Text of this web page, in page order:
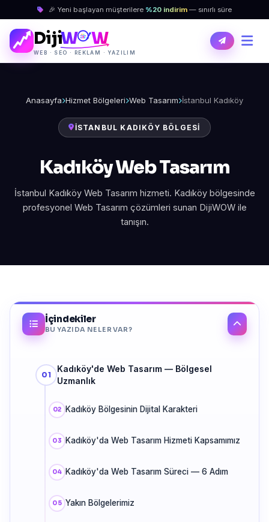
🎉 Yeni başlayan müşterilere %20 indirim — sınırlı süre
DijiW W
WEB · SEO · REKLAM · YAZILIM
Anasayfa Hizmet Bölgeleri Web Tasarım İstanbul Kadıköy
İSTANBUL KADIKÖY BÖLGESI
Kadıköy Web Tasarım
İstanbul Kadıköy Web Tasarım hizmeti. Kadıköy bölgesinde
profesyonel Web Tasarım çözümleri sunan DijiWOW ile
tanışın.
İçindekiler
BU YAZIDA NELER VAR?
Kadıköy'de Web Tasarım — Bölgesel
Uzmanlık
Kadıköy Bölgesinin Dijital Karakteri
Kadıköy'da Web Tasarım Hizmeti Kapsamımız
Kadıköy'da Web Tasarım Süreci — 6 Adım
Yakın Bölgelerimiz